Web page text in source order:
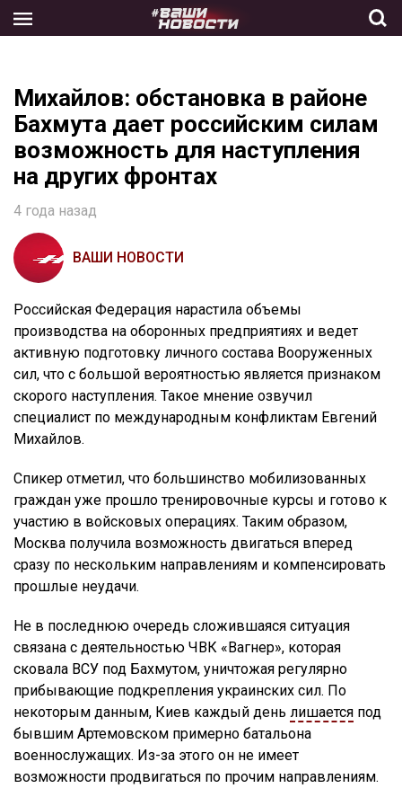
the
Михайлов: обстановка в районе
Бахмута дает российским силам
возможность для наступления
на других фронтах
4 года назад
ВАШИ НОВОСТИ
Российская Федерация нарастила объемы
производства на оборонных предприятиях и ведет
активную подготовку личного состава Вооруженных
сил, что с большой вероятностью является признаком
скорого наступления. Такое мнение озвучил
специалист по международным конфликтам Евгений
Михайлов.
Спикер отметил, что большинство мобилизованных
граждан уже прошло тренировочные курсы и готово к
участию в войсковых операциях. Таким образом,
Москва получила возможность двигаться вперед
сразу по нескольким направлениям и компенсировать
прошлые неудачи.
Не в последнюю очередь сложившаяся ситуация
связана с деятельностью ЧВК «Вагнер», которая
сковала ВСУ под Бахмутом, уничтожая регулярно
прибывающие подкрепления украинских сил. По
некоторым данным, Киев каждый день лишается под
бывшим Артемовском примерно батальона
военнослужащих. Из-за этого он не имеет
возможности продвигаться по прочим направлениям.